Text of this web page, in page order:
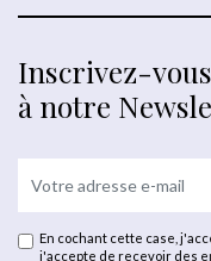
Inscrivez-vous
à notre
En cochant cette case,
j'accepte de recevoir des